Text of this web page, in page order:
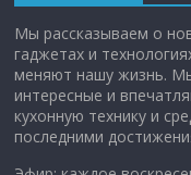
Мы рассказываем о
гаджетах и
меняют нашу жизнь.
интересные и
кухонную технику и
последними